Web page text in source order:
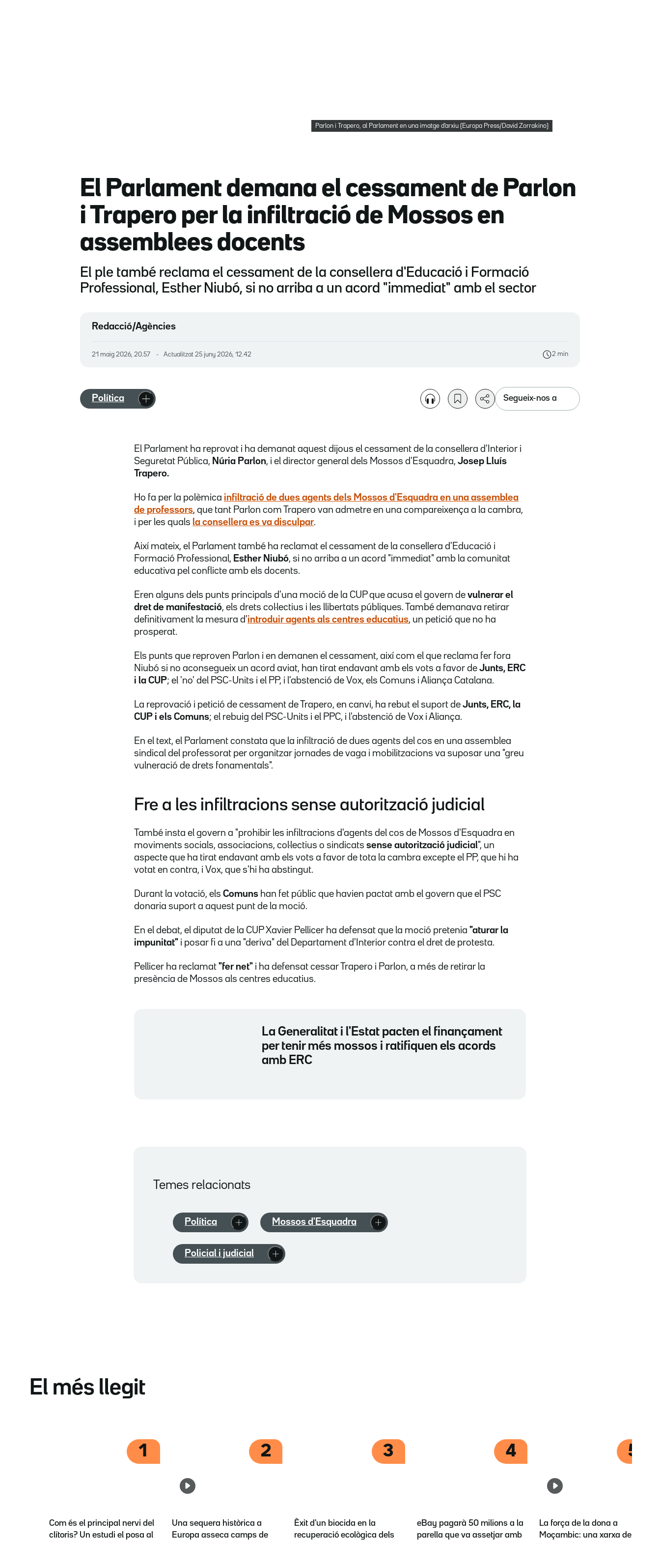
Parlon i Trapero, al Parlament en una imatge d'arxiu (Europa Press/David Zorrakino)
El Parlament demana el cessament de Parlon
i Trapero per la infiltració de Mossos en
assemblees docents
El ple també reclama el cessament de la consellera d'Educació i Formació
Professional, Esther Niubó, si no arriba a un acord "immediat" amb el sector
Redacció/Agències
21 maig 2026, 20.57 Actualitzat 25 juny 2026, 12.42 2 min
Política Segueix-nos a
El Parlament ha reprovat i ha demanat aquest dijous el cessament de la consellera d'Interior i
Seguretat Pública, Núria Parlon, i el director general dels Mossos d'Esquadra, Josep Lluís
Trapero.
Ho fa per la polèmica infiltració de dues agents dels Mossos d'Esquadra en una assemblea
de professors, que tant Parlon com Trapero van admetre en una compareixença a la cambra,
i per les quals la consellera es va disculpar.
Així mateix, el Parlament també ha reclamat el cessament de la consellera d'Educació i
Formació Professional, Esther Niubó, si no arriba a un acord "immediat" amb la comunitat
educativa pel conflicte amb els docents.
Eren alguns dels punts principals d'una moció de la CUP que acusa el govern de vulnerar el
dret de manifestació, els drets col·lectius i les llibertats públiques. També demanava retirar
definitivament la mesura d'introduir agents als centres educatius, un petició que no ha
prosperat.
Els punts que reproven Parlon i en demanen el cessament, així com el que reclama fer fora
Niubó si no aconsegueix un acord aviat, han tirat endavant amb els vots a favor de Junts, ERC
i la CUP; el 'no' del PSC-Units i el PP, i l'abstenció de Vox, els Comuns i Aliança Catalana.
La reprovació i petició de cessament de Trapero, en canvi, ha rebut el suport de Junts, ERC, la
CUP i els Comuns; el rebuig del PSC-Units i el PPC, i l'abstenció de Vox i Aliança.
En el text, el Parlament constata que la infiltració de dues agents del cos en una assemblea
sindical del professorat per organitzar jornades de vaga i mobilitzacions va suposar una "greu
vulneració de drets fonamentals".
Fre a les infiltracions sense autorització judicial
També insta el govern a "prohibir les infiltracions d'agents del cos de Mossos d'Esquadra en
moviments socials, associacions, col·lectius o sindicats sense autorització judicial", un
aspecte que ha tirat endavant amb els vots a favor de tota la cambra excepte el PP, que hi ha
votat en contra, i Vox, que s'hi ha abstingut.
Durant la votació, els Comuns han fet públic que havien pactat amb el govern que el PSC
donaria suport a aquest punt de la moció.
En el debat, el diputat de la CUP Xavier Pellicer ha defensat que la moció pretenia "aturar la
impunitat" i posar fi a una "deriva" del Departament d'Interior contra el dret de protesta.
Pellicer ha reclamat "fer net" i ha defensat cessar Trapero i Parlon, a més de retirar la
presència de Mossos als centres educatius.
La Generalitat i l'Estat pacten el finançament
per tenir més mossos i ratifiquen els acords
amb ERC
Temes relacionats
Política Mossos d'Esquadra
Policial i judicial
El més llegit
1
Com és el principal nervi del
clítoris? Un estudi el posa al
2
Una sequera històrica a
Europa asseca camps de
3
Èxit d'un biocida en la
recuperació ecològica dels
4
eBay pagarà 50 milions a la
parella que va assetjar amb
5
La força de la dona a
Moçambic: una xarxa de